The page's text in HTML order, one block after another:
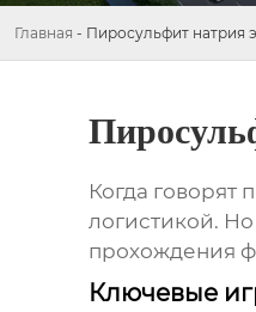
Главная - Пиросульфит натрия
Когда говорят
логистикой.
прохождения
Ключевые